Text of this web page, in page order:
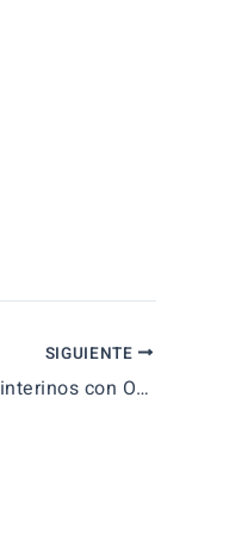
SIGUIENTE
CyL reduce al 8% interinos con OPE 2019